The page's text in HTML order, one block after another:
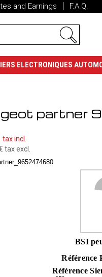
and Earnings F.A.Q.
ELECTRONIQUES
tax incl.
tax excl.
BSI
Référence
Référence